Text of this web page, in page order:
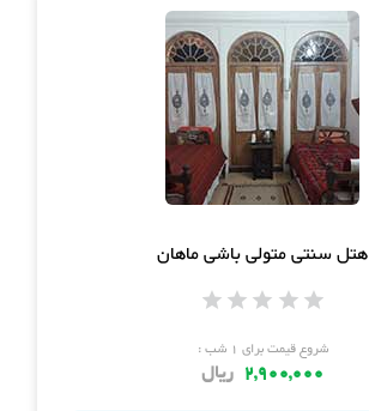
هتل سنتی متولی باشی ماهان
شروع قیمت برای ۱ شب :
2,900,000 ریال